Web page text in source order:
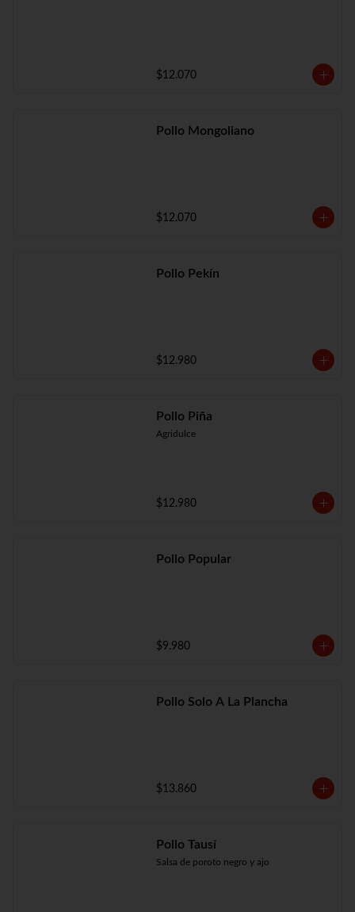
$12.070
Pollo Mongoliano
$12.070
Pollo Pekín
$12.980
Pollo Piña
Agridulce
$12.980
Pollo Popular
$9.980
Pollo Solo A La Plancha
$13.860
Pollo Tausí
Salsa de poroto negro y ajo